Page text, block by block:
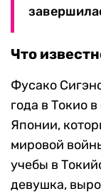
Что
Фусако
года в Токио
Японии,
мировой
учебы в
девушка,